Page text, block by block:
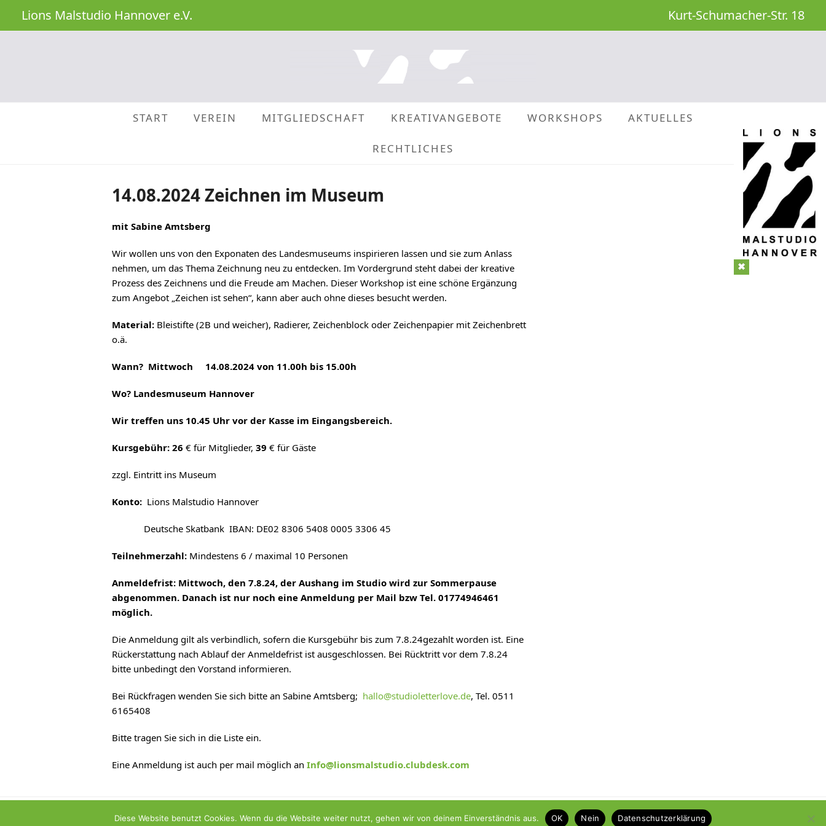
Lions Malstudio Hannover e.V. Kurt-Schumacher-Str. 18
START VEREIN MITGLIEDSCHAFT KREATIVANGEBOTE WORKSHOPS AKTUELLES
RECHTLICHES
14.08.2024 Zeichnen im Museum
mit Sabine Amtsberg
Wir wollen uns von den Exponaten des Landesmuseums inspirieren lassen und sie zum Anlass
nehmen, um das Thema Zeichnung neu zu entdecken. Im Vordergrund steht dabei der kreative
Prozess des Zeichnens und die Freude am Machen. Dieser Workshop ist eine schöne Ergänzung
zum Angebot „Zeichen ist sehen“, kann aber auch ohne dieses besucht werden.
Material: Bleistifte (2B und weicher), Radierer, Zeichenblock oder Zeichenpapier mit Zeichenbrett
o.ä.
Wann? Mittwoch 14.08.2024 von 11.00h bis 15.00h
Wo? Landesmuseum Hannover
Wir treffen uns 10.45 Uhr vor der Kasse im Eingangsbereich.
Kursgebühr: 26 € für Mitglieder, 39 € für Gäste
zzgl. Eintritt ins Museum
Konto: Lions Malstudio Hannover
Deutsche Skatbank IBAN: DE02 8306 5408 0005 3306 45
Teilnehmerzahl: Mindestens 6 / maximal 10 Personen
Anmeldefrist: Mittwoch, den 7.8.24, der Aushang im Studio wird zur Sommerpause
abgenommen. Danach ist nur noch eine Anmeldung per Mail bzw Tel. 01774946461
möglich.
Die Anmeldung gilt als verbindlich, sofern die Kursgebühr bis zum 7.8.24gezahlt worden ist. Eine
Rückerstattung nach Ablauf der Anmeldefrist ist ausgeschlossen. Bei Rücktritt vor dem 7.8.24
bitte unbedingt den Vorstand informieren.
Bei Rückfragen wenden Sie sich bitte an Sabine Amtsberg; hallo@studioletterlove.de, Tel. 0511
6165408
Bitte tragen Sie sich in die Liste ein.
Eine Anmeldung ist auch per mail möglich an Info@lionsmalstudio.clubdesk.com
vorheriger
07.08., 08.08. Zeichnen ist sehen Nächster
04.09., 11.09., 18.09., 25.09. Abstraktes Malen oder Zeichnen
Diese Website benutzt Cookies. Wenn du die Website weiter nutzt, gehen wir von deinem Einverständnis aus. OK Nein Datenschutzerklärung